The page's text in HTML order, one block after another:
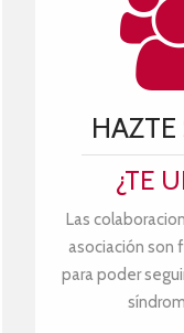
¿TE
Las
asociación son
para poder